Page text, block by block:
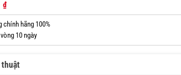
₫
chính hãng 100%
10 ngày